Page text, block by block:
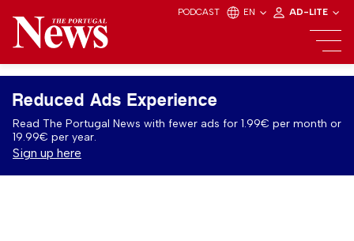
PODCAST EN AD-LITE
Reduced Ads Experience
Read The Portugal News with fewer ads for 1.99€ per month or
19.99€ per year.
Sign up here